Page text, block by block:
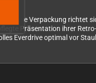
Diese Verpackung richtet
Präsentation ihrer
Everdrive optimal vor